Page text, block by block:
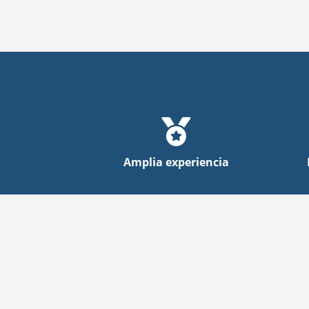
Amplia experiencia